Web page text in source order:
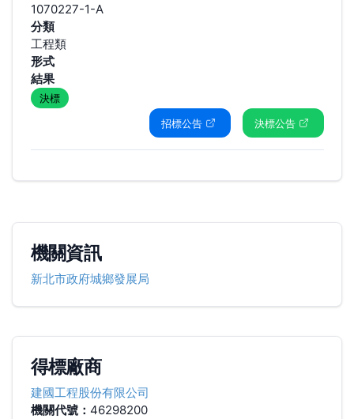
1070227-1-A
分類
工程類
形式
結果
決標
招標公告
決標公告
機關資訊
新北市政府城鄉發展局
得標廠商
建國工程股份有限公司
機關代號： 46298200